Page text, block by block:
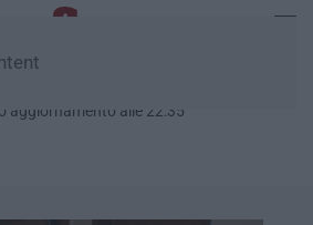
aggiornamento alle 22:35